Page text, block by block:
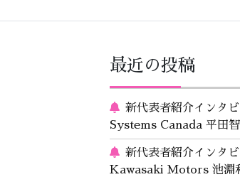
最近の投稿
新代表者紹介インタ
Systems Canada 平田
新代表者紹介インタ
Kawasaki Motors 池淵